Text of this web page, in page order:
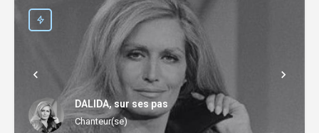
DALIDA, sur ses pas
Chanteur(se)